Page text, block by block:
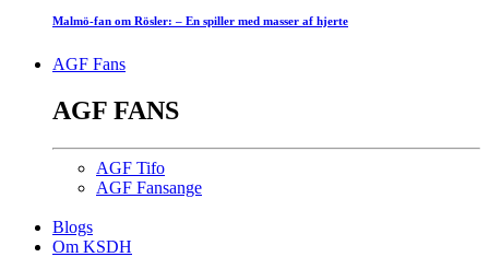
Malmö-fan om Rösler: – En spiller med masser af hjerte
AGF Fans
AGF FANS
AGF Tifo
AGF Fansange
Blogs
Om KSDH